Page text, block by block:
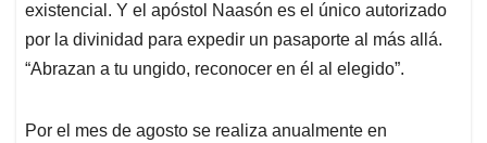
existencial. Y el apóstol Naasón es el único autorizado
por la divinidad para expedir un pasaporte al más allá.
“Abrazan a tu ungido, reconocer en él al elegido”.
Por el mes de agosto se realiza anualmente en